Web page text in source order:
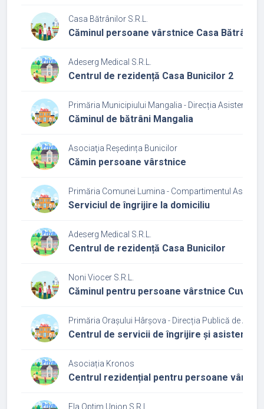
Casa Bătrânilor S.R.L.
Căminul persoane vârstnice Casa
Adeserg Medical S.R.L.
Centrul de rezidență Casa Bunicilor 2
Primăria Municipiului Mangalia - Direcția Asistență
Căminul de bătrâni Mangalia
Asociaţia Reședința Bunicilor
Cămin persoane vârstnice
Primăria Comunei Lumina - Compartimentul
Serviciul de îngrijire la domiciliu
Adeserg Medical S.R.L.
Centrul de rezidență Casa Bunicilor
Noni Viocer S.R.L.
Căminul pentru persoane vârstnice
Primăria Orașului Hârșova - Direcția Publică de
Centrul de servicii de îngrijire și asistență
Asociația Kronos
Centrul rezidențial pentru persoane
Ela Optim Union S.R.L.